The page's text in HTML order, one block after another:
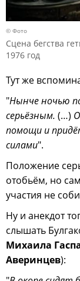
© Фото
Сцена бегства
1976 год
Тут же
"Нынче ночью
серьёзным. (…)
помощи и
силами".
Положение
отобьём, но
участия не
Ну и анекдот
слышать
Михаила
Аверинцев):